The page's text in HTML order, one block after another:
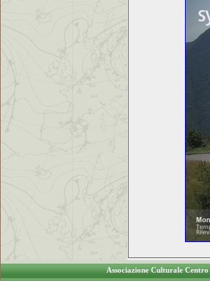
Associazione Culturale